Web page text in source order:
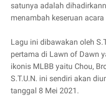
satunya adalah
menambah keseruan acara
Lagu ini dibawakan oleh
pertama di Lawn of Dawn
ikonis MLBB yaitu Chou,
S.T.U.N. ini sendiri akan
tanggal 8 Mei 2021.